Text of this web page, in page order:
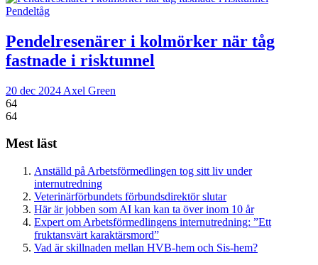
Pendeltåg
Pendelresenärer i kolmörker när tåg
fastnade i risktunnel
20 dec 2024 Axel Green
64
64
Mest läst
Anställd på Arbetsförmedlingen tog sitt liv under
internutredning
Veterinärförbundets förbundsdirektör slutar
Här är jobben som AI kan kan ta över inom 10 år
Expert om Arbetsförmedlingens internutredning: ”Ett
fruktansvärt karaktärsmord”
Vad är skillnaden mellan HVB-hem och Sis-hem?